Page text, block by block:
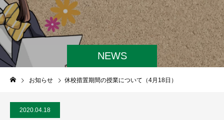
NEWS
お知らせ 休校措置期間の授業について（4月18日）
2020.04.18